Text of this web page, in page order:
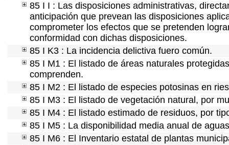
85 I I : Las disposiciones administrativas,
anticipación que prevean las disposiciones
comprometer los efectos que se pretenden
conformidad con dichas disposiciones.
85 I K3 : La incidencia delictiva fuero común.
85 I M1 : El listado de áreas naturales
comprenden.
85 I M2 : El listado de especies potosinas en
85 I M3 : El listado de vegetación natural, por
85 I M4 : El listado estimado de residuos, por
85 I M5 : La disponibilidad media anual de
85 I M6 : El Inventario estatal de plantas